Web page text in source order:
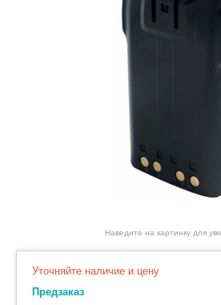
Наведите на картинку для
Уточняйте наличие и цену
Предзаказ